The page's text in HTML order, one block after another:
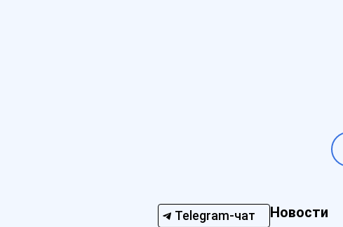
Telegram-чат
Новости